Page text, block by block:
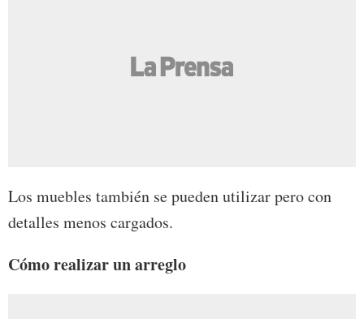
Los muebles también se pueden utilizar pero con
detalles menos cargados.
Cómo realizar un arreglo